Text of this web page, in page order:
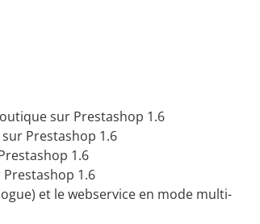
sur Prestashop 1.6
Prestashop 1.6
1.6
1.6
et le webservice en mode multi-